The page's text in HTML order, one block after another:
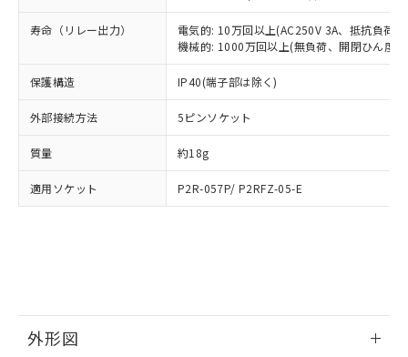
寿命（リレー出力）
電気的: 10万回以上(AC250V 3A、抵抗負荷
機械的: 1000万回以上(無負荷、開閉ひん度
保護構造 IP40(端子部は除く)
外部接続方法 5ピンソケット
質量 約18g
適用ソケット P2R-057P/ P2RFZ-05-E
外形図
覧された時点での実際の在庫および標
準価格とは異なる場合があることをご
了承ください。
正式な納期状況および標準価格はお客
様のお取引先、またはお客様担当のオ
ムロン制御機器販売店・当社販売員に
ご相談ください。
オムロン制御機器販売店や当社販売拠
販売ネットワーク
在庫状況および標準価格結果を当社の
あります。
類(PBB) 1000ppm以下、ポリ臭化ジフェニルエーテル類
(PBDE) 1000ppm以下、フタル酸ビス(2-エチルヘキシ
ル) (DEHP)(別名：DOP) 1000ppm以下、フタル酸ブチ
ルベンジル（BBP） 1000ppm以下、フタル酸ジブチル
（DBP） 1000ppm以下、フタル酸ジイソブチル
(DIBP) 1000ppm以下
但し、RoHS指令で産業用監視および制御機器に対する
図的な使用がないことを確認しています。
※2 対応予定月
※3 非含有証明書ダウンロード
Pb(鉛) :1000ppm、 Hg(水銀) : 1000ppm、 Cd(カドミウ
ム) : 100ppm、
Cr(Ⅵ)(六価クロム) : 1000ppm、 PBBs(ポリ臭化ビフェ
ニル類) : 1000ppm、 PBDEs(ポリ臭化ジフェニルエーテ
DBP(フタル酸ジブチル) : 1000ppm、 DIBP(フタル酸ジ
イソブチル) : 1000ppm、 BBP(フタル酸ブチルベンジ
DEHP(フタル酸ビス(2-エチルヘキシル)) : 1000ppm
※2 環境保護使用期限
「ｅ」：有害物質（10物質）のすべてが基
可)を取得するなどの必要な手続きを
とります。
当社は規制貨物を破棄する場合は、完
全に破砕するなど、違法に輸出されな
いよう必要な手段を講じます。
当社は貴社製品を、核兵器、ミサイ
ル、化学兵器、生物兵器またはその他
武器並びにこれらの製造装置等に一切
使用いたしません。
当社は、貴社製品を第三者に販売する
場合は、上記1、2および3の内容を当
一定数以上の在庫あり
一定数には満たないが在庫あり
在庫なし(最新の在庫状況につ
いては、お客様のお取引先、ま
たはお客様担当のオムロン制御
機器販売店・当社販売員にご確